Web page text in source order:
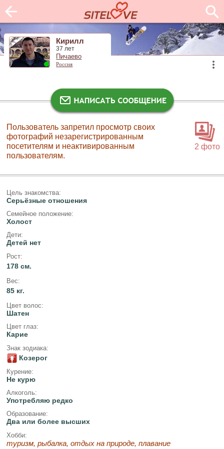
Кирилл
37 лет
Пичаево
Россия
2 фото
Пользователь запретил просмотр своих
фотографий незарегистрированным
посетителям и неактивированным
пользователям.
Цель знакомства:
Серьёзные отношения
Семейное положение:
Холост
Дети:
Детей нет
Рост:
178 см.
Вес:
85 кг.
Цвет волос:
Шатен
Цвет глаз:
Карие
Знак зодиака:
Козерог
Курение:
Не курю
Алкоголь:
Употребляю редко
Образование:
Два или более высших
Хобби:
туризм, рыбалка, отдых на природе, плавание